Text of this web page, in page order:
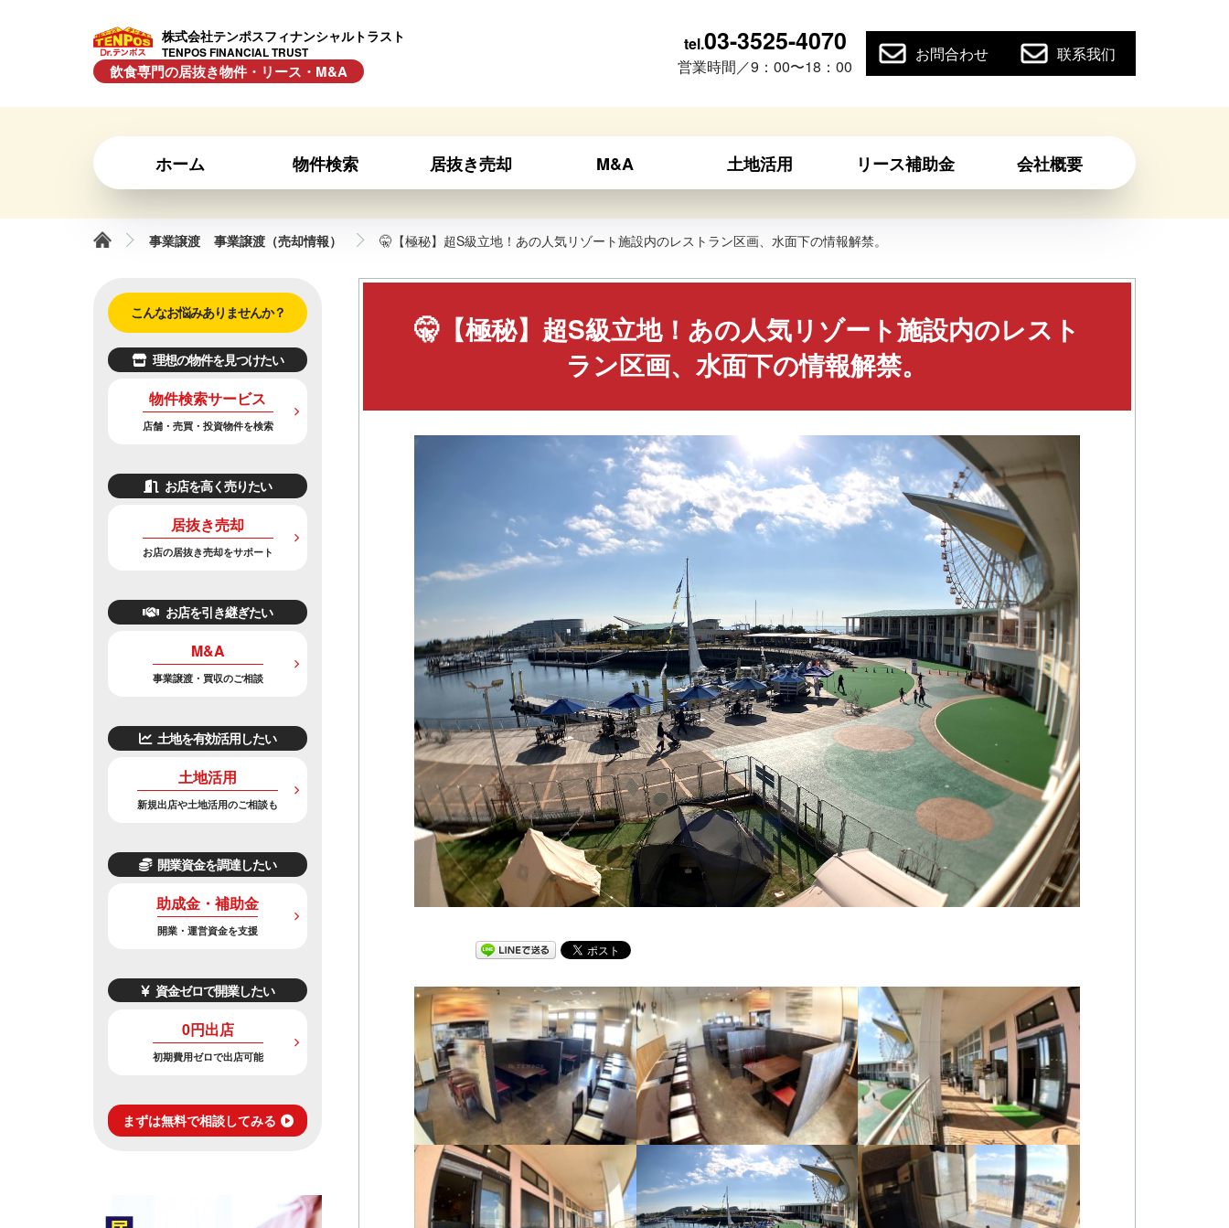
株式会社テンポスフィナンシャルトラスト
TENPOS FINANCIAL TRUST
飲食専門の居抜き物件・リース・M&A
tel.03-3525-4070
営業時間／9：00〜18：00
お問合わせ 联系我们
ホーム 物件検索 居抜き売却 M&A 土地活用 リース補助金 会社概要
事業譲渡 事業譲渡（売却情報） 🤫【極秘】超S級立地！あの人気リゾート施設内のレストラン区画、水面下の情報解禁。
🤫【極秘】超S級立地！あの人気リゾート施設内のレスト
ラン区画、水面下の情報解禁。
こんなお悩みありませんか？
理想の物件を見つけたい
物件検索サービス
店舗・売買・投資物件を検索
お店を高く売りたい
居抜き売却
お店の居抜き売却をサポート
お店を引き継ぎたい
M&A
事業譲渡・買収のご相談
土地を有効活用したい
土地活用
新規出店や土地活用のご相談も
開業資金を調達したい
助成金・補助金
開業・運営資金を支援
資金ゼロで開業したい
0円出店
初期費用ゼロで出店可能
まずは無料で相談してみる